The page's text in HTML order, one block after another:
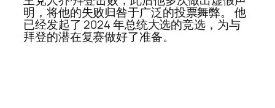
明，将他的失败归咎于广泛的投票舞弊。 他
已经发起了 2024 年总统大选的竞选，为与
拜登的潜在复赛做好了准备。